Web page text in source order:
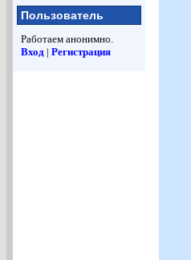
Пользователь
Работаем анонимно.
Вход | Регистрация